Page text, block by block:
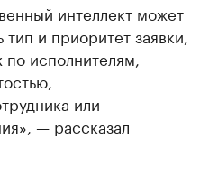
интеллект может
тип и приоритет заявки,
по исполнителям,
или
— рассказал